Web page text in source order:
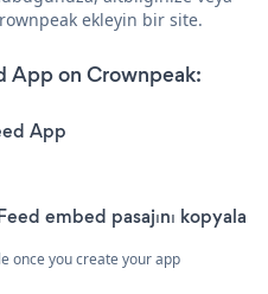
ekleyin bir site.
App on Crownpeak:
App
embed pasajını kopyala
once you create your app